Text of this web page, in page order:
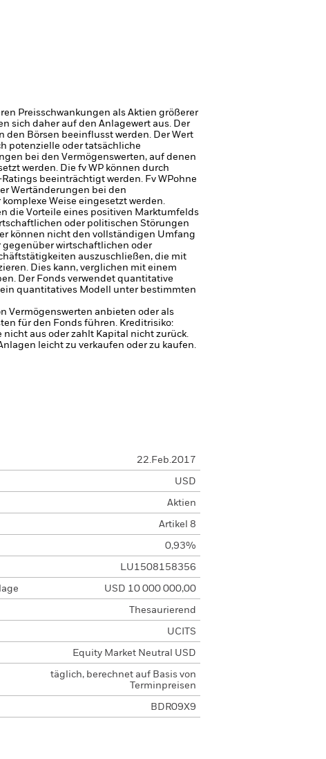
Preisschwankungen als Aktien größerer
sich daher auf den Anlagewert aus. Der
Börsen beeinflusst werden. Der Wert
potenzielle oder tatsächliche
bei den Vermögenswerten, auf denen
werden. Die fv WP können durch
beeinträchtigt werden. Fv WPohne
Wertänderungen bei den
Weise eingesetzt werden.
die Vorteile eines positiven Marktumfelds
oder politischen Störungen
können nicht den vollständigen Umfang
wirtschaftlichen oder
auszuschließen, die mit
Dies kann, verglichen mit einem
Der Fonds verwendet quantitative
quantitatives Modell unter bestimmten
Vermögenswerten anbieten oder als
für den Fonds führen. Kreditrisiko:
aus oder zahlt Kapital nicht zurück.
leicht zu verkaufen oder zu kaufen.
22.Feb.2017
USD
Aktien
Artikel 8
0,93%
LU1508158356
USD 10 000 000,00
Thesaurierend
UCITS
Equity Market Neutral USD
täglich, berechnet auf Basis von
Terminpreisen
BDR09X9